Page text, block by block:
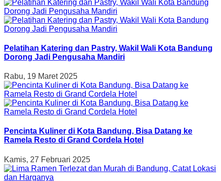
Pelatihan Katering dan Pastry, Wakil Wali Kota Bandung
Dorong Jadi Pengusaha Mandiri
Rabu, 19 Maret 2025
Pencinta Kuliner di Kota Bandung, Bisa Datang ke
Ramela Resto di Grand Cordela Hotel
Kamis, 27 Februari 2025